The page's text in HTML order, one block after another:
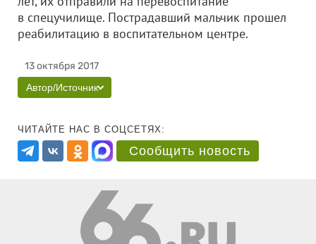
в спецучилище. Пострадавший мальчик прошел
реабилитацию в воспитательном центре.
13 октября 2017
Автор/Источник
ЧИТАЙТЕ НАС В СОЦСЕТЯХ:
Сообщить новость